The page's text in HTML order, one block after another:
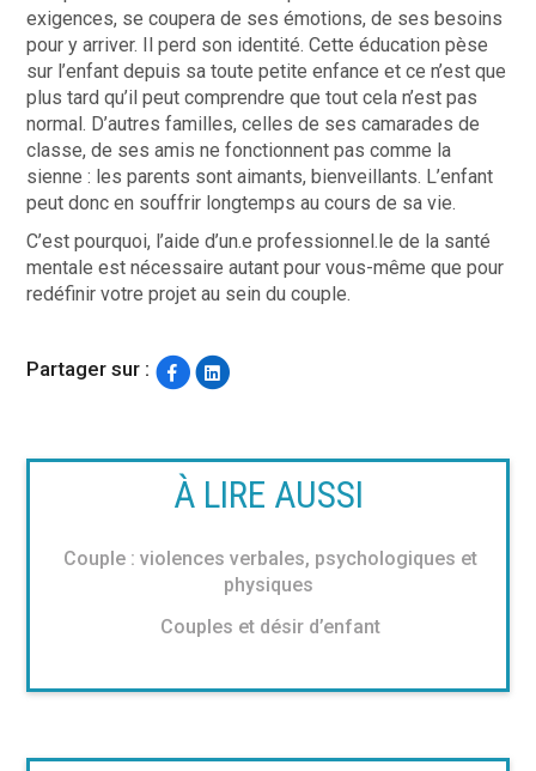
exigences, se coupera de ses émotions, de ses besoins
pour y arriver. Il perd son identité. Cette éducation pèse
sur l’enfant depuis sa toute petite enfance et ce n’est que
plus tard qu’il peut comprendre que tout cela n’est pas
normal. D’autres familles, celles de ses camarades de
classe, de ses amis ne fonctionnent pas comme la
sienne : les parents sont aimants, bienveillants. L’enfant
peut donc en souffrir longtemps au cours de sa vie.
C’est pourquoi, l’aide d’un.e professionnel.le de la santé
mentale est nécessaire autant pour vous-même que pour
redéfinir votre projet au sein du couple.
Partager sur :
À LIRE AUSSI
Couple : violences verbales, psychologiques et
physiques
Couples et désir d’enfant